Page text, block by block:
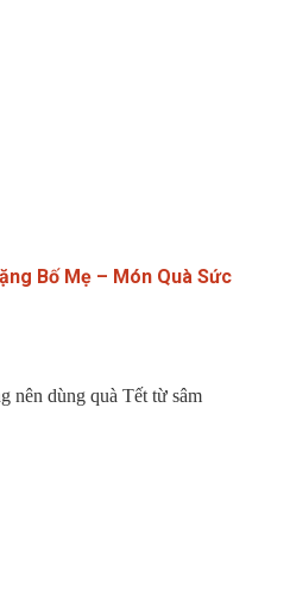
Bố Mẹ – Món Quà Sức